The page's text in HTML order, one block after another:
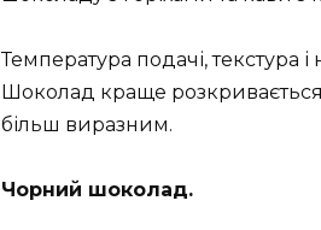
Температура подачі, текстура
Шоколад краще розкривається
більш виразним.
Чорний шоколад.